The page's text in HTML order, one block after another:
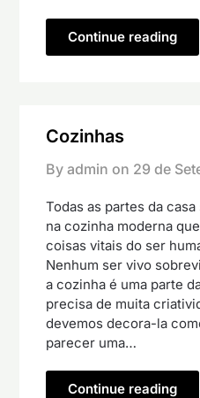
Continue reading
Cozinhas
By admin on 29 de
Todas as partes da
na cozinha moderna
coisas vitais do ser
Nenhum ser vivo
a cozinha é uma parte
precisa de muita
devemos decora-la
parecer uma…
Continue reading